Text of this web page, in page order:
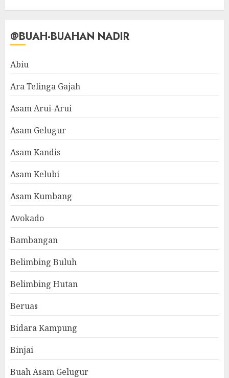
@BUAH-BUAHAN NADIR
Abiu
Ara Telinga Gajah
Asam Arui-Arui
Asam Gelugur
Asam Kandis
Asam Kelubi
Asam Kumbang
Avokado
Bambangan
Belimbing Buluh
Belimbing Hutan
Beruas
Bidara Kampung
Binjai
Buah Asam Gelugur